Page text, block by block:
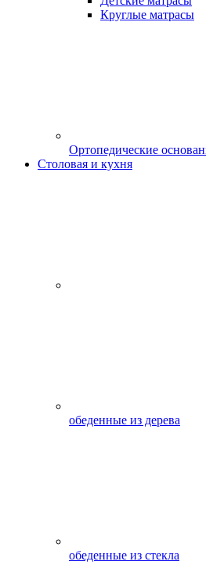
Круглые матрасы
Ортопедические
Столовая и кухня
обеденные из дерева
обеденные из стекла